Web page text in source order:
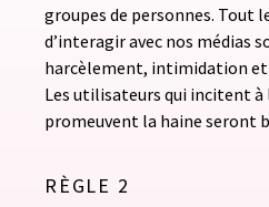
groupes de personnes. Tout
d’interagir avec nos médias
harcèlement, intimidation et
Les utilisateurs qui incitent à
promeuvent la haine seront
RÈGLE 2